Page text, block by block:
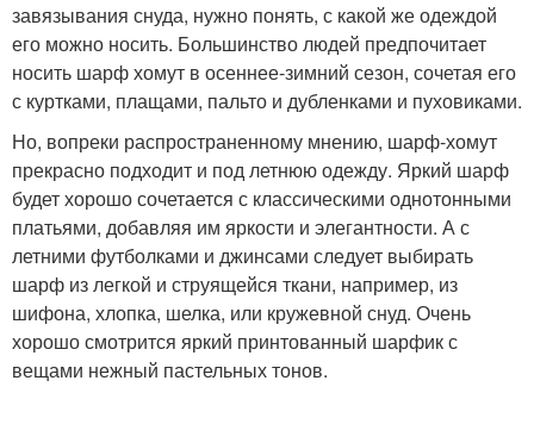
завязывания снуда, нужно понять, с какой же одеждой
его можно носить. Большинство людей предпочитает
носить шарф хомут в осеннее-зимний сезон, сочетая его
с куртками, плащами, пальто и дубленками и пуховиками.
Но, вопреки распространенному мнению, шарф-хомут
прекрасно подходит и под летнюю одежду. Яркий шарф
будет хорошо сочетается с классическими однотонными
платьями, добавляя им яркости и элегантности. А с
летними футболками и джинсами следует выбирать
шарф из легкой и струящейся ткани, например, из
шифона, хлопка, шелка, или кружевной снуд. Очень
хорошо смотрится яркий принтованный шарфик с
вещами нежный пастельных тонов.